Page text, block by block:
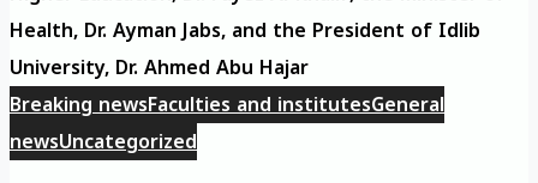
Health, Dr. Ayman Jabs, and the President of Idlib
University, Dr. Ahmed Abu Hajar
Breaking newsFaculties and institutesGeneral
newsUncategorized